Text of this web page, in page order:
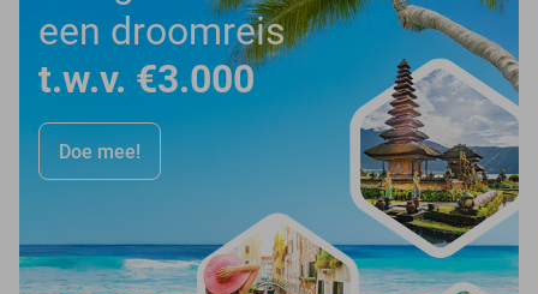
een droomreis
t.w.v. €3.000
Doe mee!